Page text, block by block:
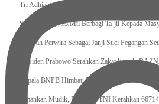
Tri Adhianto : Kota Bekasi Bisa
Satgas Yonif 715/Mtl Berbagi Ta’jil Kepada
Sumpah Perwira Sebagai Janji Suci Pegangan
Presiden Prabowo Serahkan Zakat kepada
Kepala BNPB Himbau Pemda Waspada Potensi
Amankan Mudik, Panglima TNI Kerahkan